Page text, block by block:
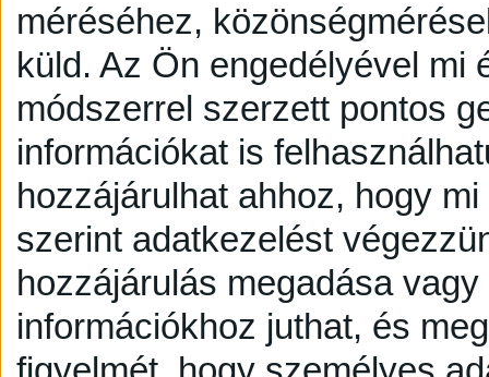
méréséhez,
küld. Az Ön engedélyével mi
módszerrel szerzett pontos
információkat is
hozzájárulhat ahhoz, hogy
szerint adatkezelést
hozzájárulás megadása
információkhoz juthat, és